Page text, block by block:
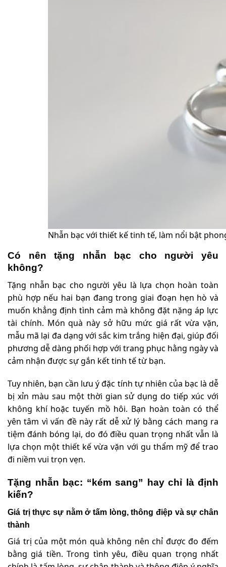
Nhẫn bạc với thiết kế tinh tế, làm nổi bật
Có nên tặng nhẫn bạc cho người yêu
không?
Tặng nhẫn bạc cho người yêu là lựa chọn hoàn toàn
phù hợp nếu hai bạn đang trong giai đoạn hẹn hò và
muốn khẳng định tình cảm mà không đặt nặng áp lực
tài chính. Món quà này sở hữu mức giá rất vừa vặn,
mẫu mã lại đa dạng với sắc kim trắng hiện đại, giúp đối
phương dễ dàng phối hợp với trang phục hằng ngày và
cảm nhận được sự gắn kết tinh tế từ bạn.
Tuy nhiên, bạn cần lưu ý đặc tính tự nhiên của bạc là dễ
bị xỉn màu sau một thời gian sử dụng do tiếp xúc với
không khí hoặc tuyến mồ hôi. Bạn hoàn toàn có thể
yên tâm vì vấn đề này rất dễ xử lý bằng cách mang ra
tiệm đánh bóng lại, do đó điều quan trọng nhất vẫn là
lựa chọn một thiết kế vừa vặn với gu thẩm mỹ để trao
đi niềm vui trọn vẹn.
Tặng nhẫn bạc: “kém sang” hay chỉ là định
kiến?
Giá trị thực sự nằm ở tấm lòng, thông điệp và sự chân
thành
Giá trị của một món quà không nên chỉ được đo đếm
bằng giá tiền. Trong tình yêu, điều quan trọng nhất